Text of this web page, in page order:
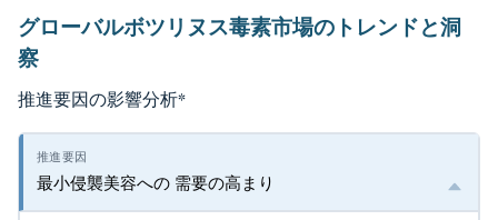
グローバルボツリヌス毒素市場のトレンドと洞
察
推進要因の影響分析*
最小侵襲美容への 需要の高まり